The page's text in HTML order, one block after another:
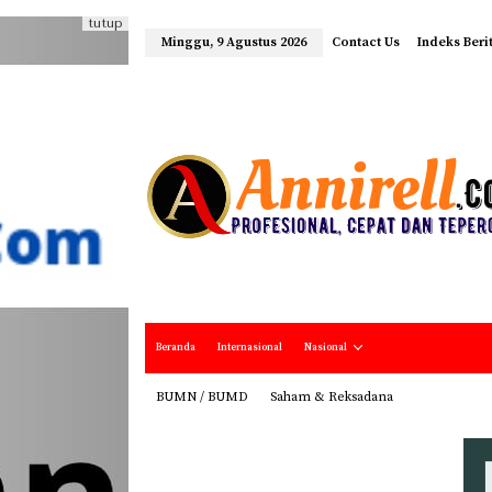
Minggu, 9 Agustus 2026 Contact Us Indeks
Beranda Internasional Nasional
BUMN / BUMD Saham & Reksadana
tutup